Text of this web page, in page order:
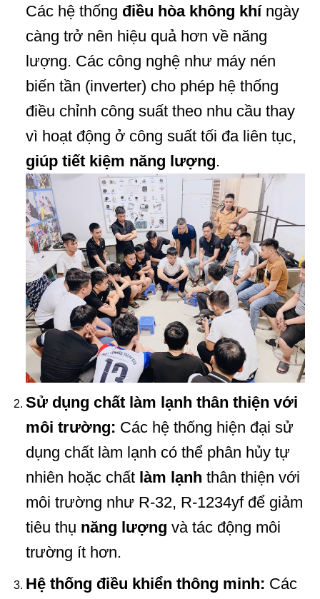
Các hệ thống điều hòa không khíngày
càng trở nên hiệu quả hơn về năng
lượng. Các công nghệ như máy nén
biến tần (inverter) cho phép hệ thống
điều chỉnh công suất theo nhu cầu thay
vì hoạt động ở công suất tối đa liên tục,
giúp tiết kiệm năng lượng.
Sử dụng chất làm lạnh thân thiện với
môi trường: Các hệ thống hiện đại sử
dụng chất làm lạnh có thể phân hủy tự
nhiên hoặc chất làm lạnh thân thiện với
môi trường như R-32, R-1234yf để giảm
tiêu thụ năng lượng và tác động môi
trường ít hơn.
Hệ thống điều khiển thông minh: Các